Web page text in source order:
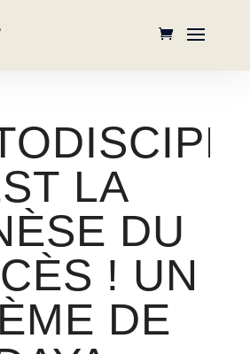
LA
DU
! UN
DE